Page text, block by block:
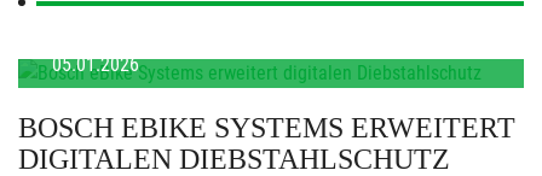
05.01.2026
BOSCH EBIKE SYSTEMS ERWEITERT
DIGITALEN DIEBSTAHLSCHUTZ